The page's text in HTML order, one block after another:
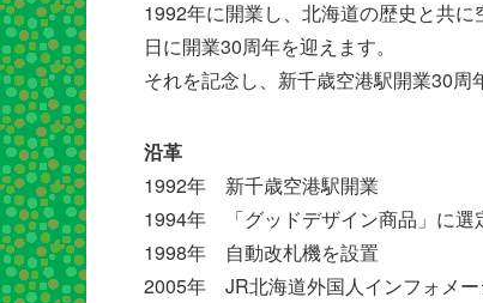
1992年に開業し、北海道の歴史と共
日に開業30周年を迎えます。
それを記念し、新千歳空港駅開業30周
沿革
1992年 新千歳空港駅開業
1994年 「グッドデザイン商品」に選
1998年 自動改札機を設置
2005年 JR北海道外国人インフォメ